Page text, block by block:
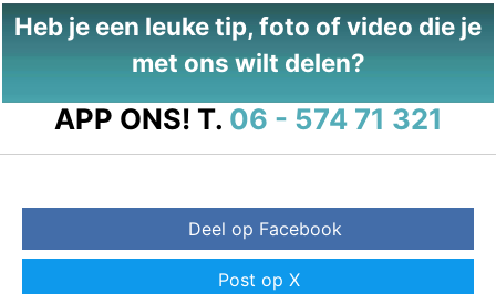
Heb je een leuke tip, foto of video die je
met ons wilt delen?
APP ONS! T. 06 - 574 71 321
Deel op Facebook
Post op X